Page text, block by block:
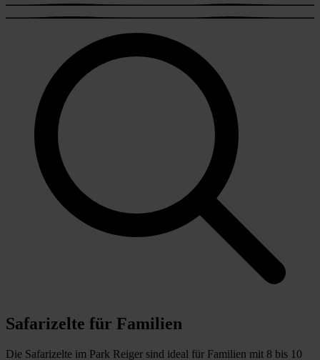
Safarizelte für Familien
Die Safarizelte im Park Reiger sind ideal für Familien mit 8 bis 10